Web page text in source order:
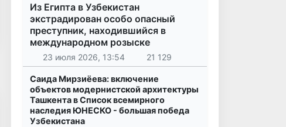
Из Египта в Узбекистан
экстрадирован особо опасный
преступник, находившийся в
международном розыске
23 июля 2026, 13:54 21 129
Саида Мирзиёева: включение
объектов модернистской архитектуры
Ташкента в Список всемирного
наследия ЮНЕСКО - большая победа
Узбекистана